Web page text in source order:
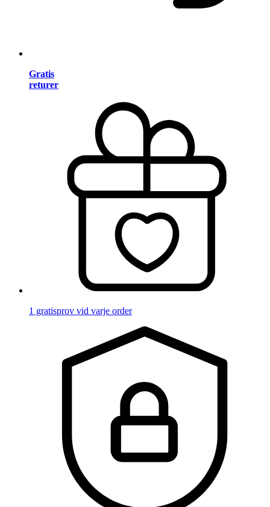
Gratis
returer
1 gratisprov vid varje order